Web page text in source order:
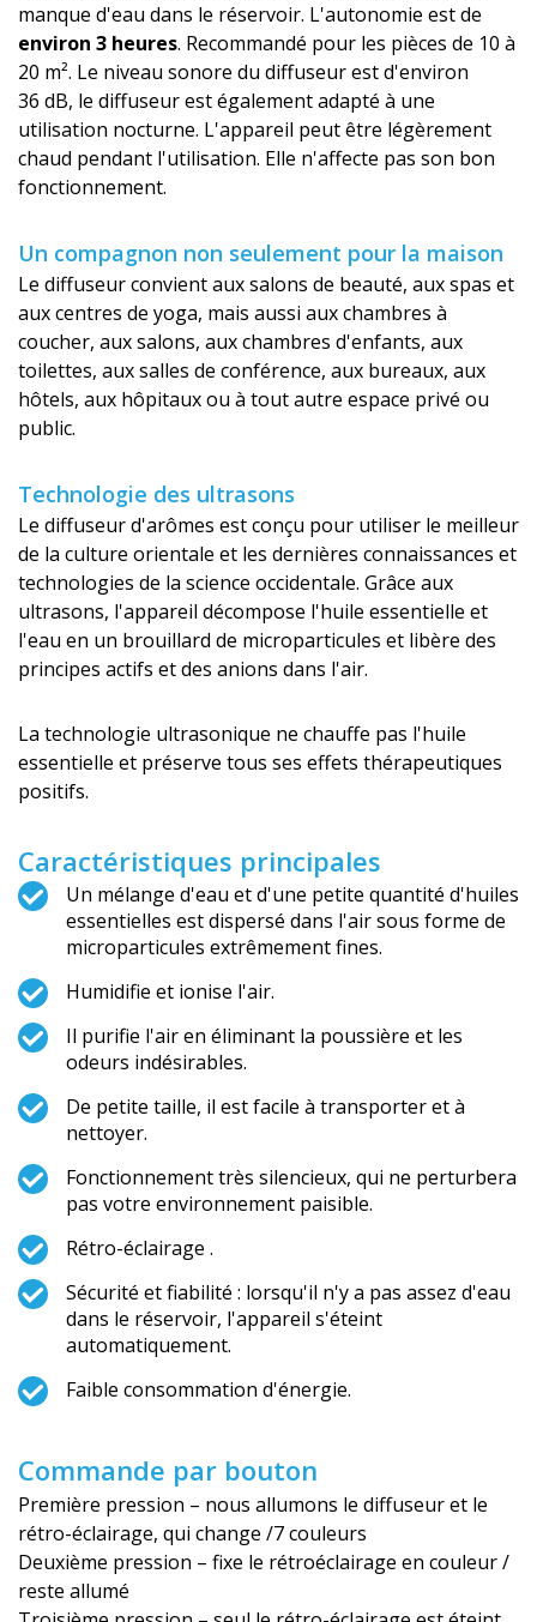
manque d'eau dans le réservoir. L'autonomie est de
environ 3 heures. Recommandé pour les pièces de 10 à
20 m². Le niveau sonore du diffuseur est d'environ
36 dB, le diffuseur est également adapté à une
utilisation nocturne. L'appareil peut être légèrement
chaud pendant l'utilisation. Elle n'affecte pas son bon
fonctionnement.
Un compagnon non seulement pour la maison
Le diffuseur convient aux salons de beauté, aux spas et
aux centres de yoga, mais aussi aux chambres à
coucher, aux salons, aux chambres d'enfants, aux
toilettes, aux salles de conférence, aux bureaux, aux
hôtels, aux hôpitaux ou à tout autre espace privé ou
public.
Technologie des ultrasons
Le diffuseur d'arômes est conçu pour utiliser le meilleur
de la culture orientale et les dernières connaissances et
technologies de la science occidentale. Grâce aux
ultrasons, l'appareil décompose l'huile essentielle et
l'eau en un brouillard de microparticules et libère des
principes actifs et des anions dans l'air.
La technologie ultrasonique ne chauffe pas l'huile
essentielle et préserve tous ses effets thérapeutiques
positifs.
Caractéristiques principales
Un mélange d'eau et d'une petite quantité d'huiles
essentielles est dispersé dans l'air sous forme de
microparticules extrêmement fines.
Humidifie et ionise l'air.
Il purifie l'air en éliminant la poussière et les
odeurs indésirables.
De petite taille, il est facile à transporter et à
nettoyer.
Fonctionnement très silencieux, qui ne perturbera
pas votre environnement paisible.
Rétro-éclairage .
Sécurité et fiabilité : lorsqu'il n'y a pas assez d'eau
dans le réservoir, l'appareil s'éteint
automatiquement.
Faible consommation d'énergie.
Commande par bouton
Première pression – nous allumons le diffuseur et le
rétro-éclairage, qui change /7 couleurs
Deuxième pression – fixe le rétroéclairage en couleur /
reste allumé